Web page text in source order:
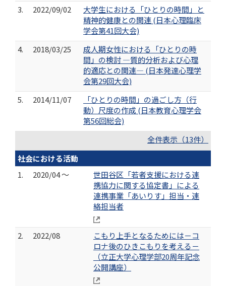
3.
2022/09/02
大学生における「ひとりの時間」と
精神的健康との関連 (日本心理臨床
学会第41回大会)
4.
2018/03/25
成人期女性における「ひとりの時
間」の検討 ―質的分析および心理
的適応との関連― (日本発達心理学
会第29回大会)
5.
2014/11/07
「ひとりの時間」の過ごし方（行
動）尺度の作成 (日本教育心理学会
第56回総会)
全件表示（13件）
社会における活動
1.
2020/04 ～
世田谷区「若者支援における連
携協力に関する協定書」による
連携事業「あいりす」担当・連
絡担当者
2. 2022/08
こもり上手となるためには－コ
ロナ後のひきこもりを考える－
（立正大学心理学部20周年記念
公開講座）